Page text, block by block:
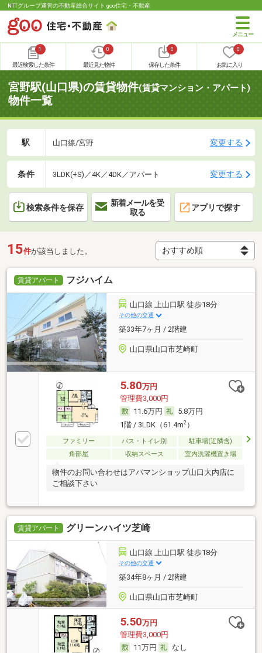
NTTグループ運営の不動産総合サイト goo住宅・不動産
1
最近検索した条件
0
最近見た物件
0
保存した条件
0
お気に入り
宮野駅(山口県)の賃貸物件(賃貸マンション・アパート)
物件一覧
駅 山口線/宮野 変更する
条件 3LDK(+S)／4K／4DK／アパート 変更する
検索条件を保存
新着メールを受
取る
アプリで探す
15件が該当しました。
賃貸アパート フジハイム
山口線 上山口駅 徒歩18分
その他の交通
築33年7ヶ月 / 2階建
山口県山口市芝崎町
5.80万円
管理費3,000円
11.6万円
5.8万円
1階 / 3LDK（61.4m2）
ファミリー バス・トイレ別
駐車場(近隣含)
角部屋
収納スペース 室内洗濯機置き場
物件のお問い合わせはアパマンショップ山口大内店に
ご相談下さい
賃貸アパート グリーンハイツ芝崎
山口線 上山口駅 徒歩18分
その他の交通
築34年8ヶ月 / 2階建
山口県山口市芝崎町
5.50万円
管理費3,000円
11万円
なし